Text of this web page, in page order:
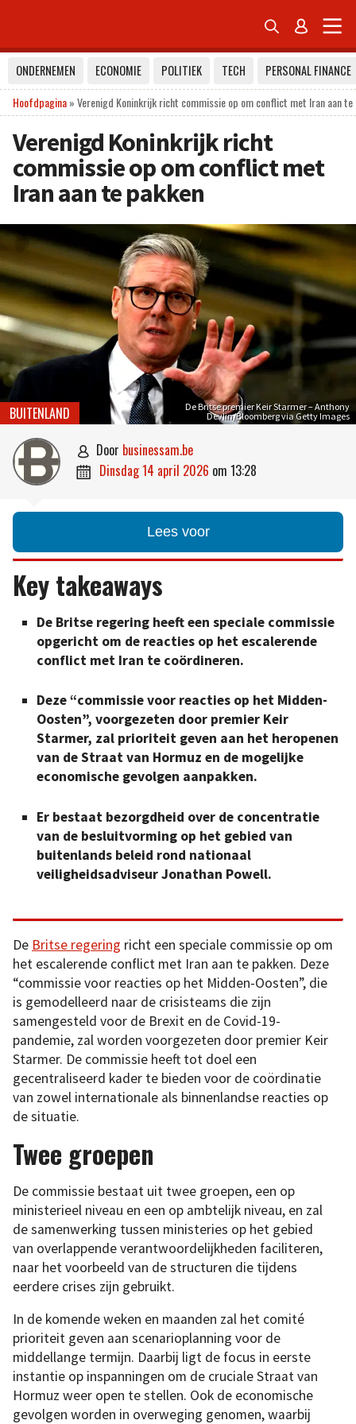
 
ONDERNEMEN ECONOMIE POLITIEK TECH
PERSONAL FINANCE
Hoofdpagina»Verenigd Koninkrijk richt commissie op om conflict met Iran aan te
Verenigd Koninkrijk richt
commissie op om conflict met
Iran aan te pakken
De Britse premier Keir Starmer – Anthony
Devlin/Bloomberg via Getty Images
BUITENLAND
 door businessam.be
 dinsdag 14 april 2026 om 13:28
Lees voor
Key takeaways
De Britse regering heeft een speciale commissie
opgericht om de reacties op het escalerende
conflict met Iran te coördineren.
Deze “commissie voor reacties op het Midden-
Oosten”, voorgezeten door premier Keir
Starmer, zal prioriteit geven aan het heropenen
van de Straat van Hormuz en de mogelijke
economische gevolgen aanpakken.
Er bestaat bezorgdheid over de concentratie
van de besluitvorming op het gebied van
buitenlands beleid rond nationaal
veiligheidsadviseur Jonathan Powell.
De Britse regering richt een speciale commissie op om
het escalerende conflict met Iran aan te pakken. Deze
“commissie voor reacties op het Midden-Oosten”, die
is gemodelleerd naar de crisisteams die zijn
samengesteld voor de Brexit en de Covid-19-
pandemie, zal worden voorgezeten door premier Keir
Starmer. De commissie heeft tot doel een
gecentraliseerd kader te bieden voor de coördinatie
van zowel internationale als binnenlandse reacties op
de situatie.
Twee groepen
De commissie bestaat uit twee groepen, een op
ministerieel niveau en een op ambtelijk niveau, en zal
de samenwerking tussen ministeries op het gebied
van overlappende verantwoordelijkheden faciliteren,
naar het voorbeeld van de structuren die tijdens
eerdere crises zijn gebruikt.
In de komende weken en maanden zal het comité
prioriteit geven aan scenarioplanning voor de
middellange termijn. Daarbij ligt de focus in eerste
instantie op inspanningen om de cruciale Straat van
Hormuz weer open te stellen. Ook de economische
gevolgen worden in overweging genomen, waarbij